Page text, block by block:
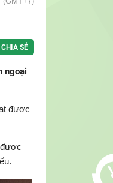
CHIA SẺ
ngoại
được
được